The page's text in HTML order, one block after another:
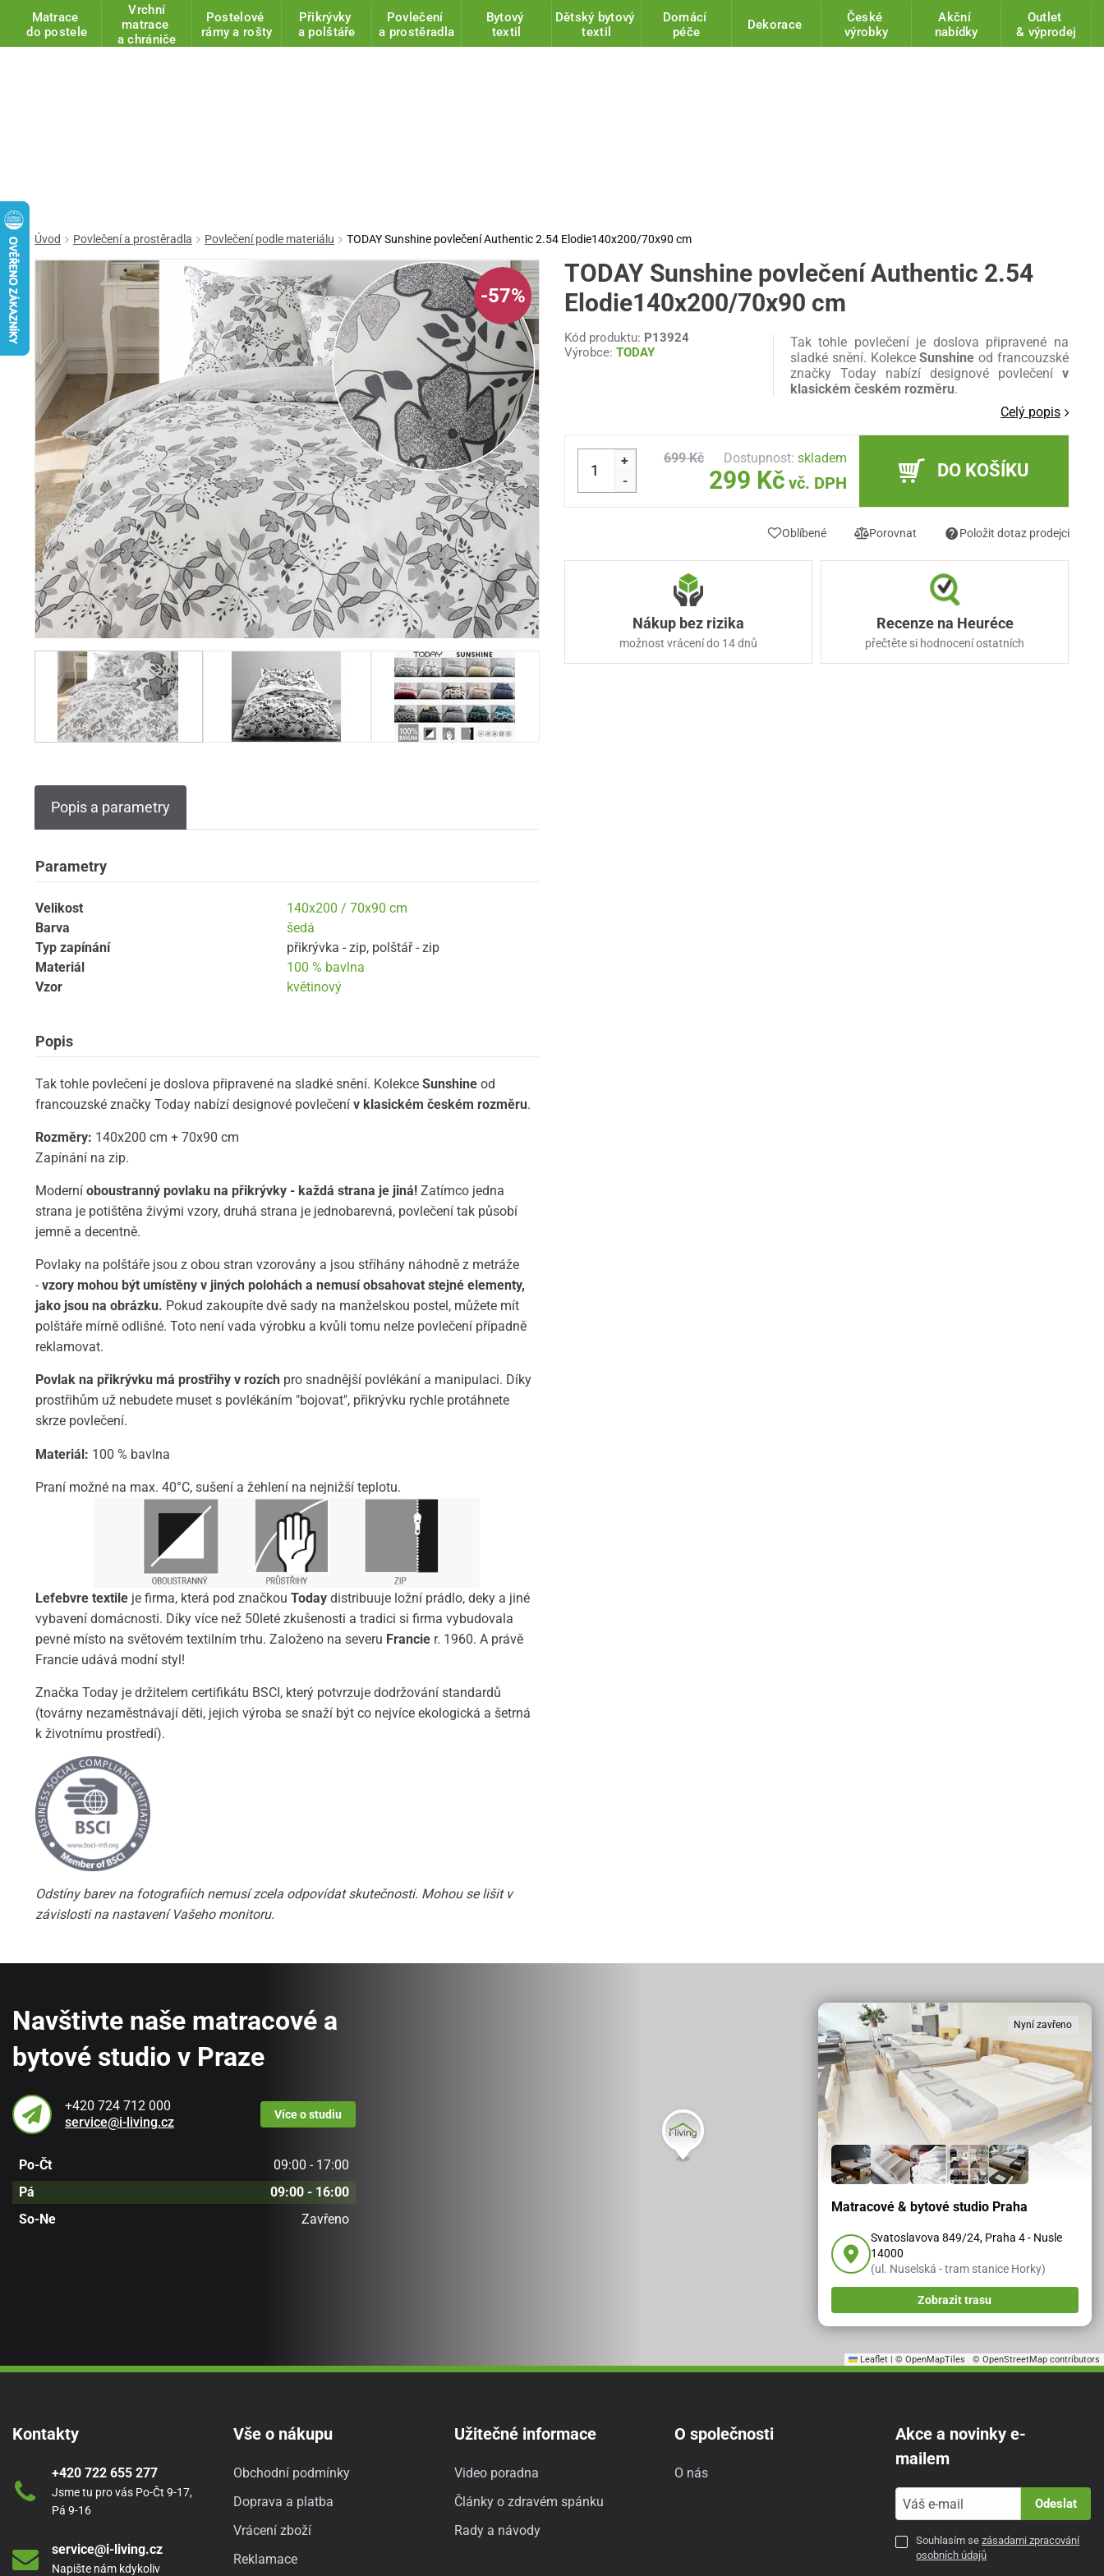
Matrace
do postele
Vrchní
matrace
a chrániče
Postelové
rámy a rošty
Přikrývky
a polštáře
Povlečení
a prostěradla
Bytový
textil
Dětský bytový
textil
Domácí
péče
Dekorace
České
výrobky
Akční
nabídky
Outlet
& výprodej
Úvod Povlečení a prostěradla Povlečení podle materiálu TODAY Sunshine povlečení Authentic 2.54 Elodie140x200/70x90 cm
-57%
Popis a parametry
Parametry
Velikost
140x200 / 70x90 cm
Barva
šedá
Typ zapínání
přikrývka - zip, polštář - zip
Materiál
100 % bavlna
Vzor
květinový
Popis
Tak tohle povlečení je doslova připravené na sladké snění. Kolekce Sunshine od
francouzské značky Today nabízí designové povlečení v klasickém českém rozměru.
Rozměry: 140x200 cm + 70x90 cm
Zapínání na zip.
Moderní oboustranný povlaku na přikrývky - každá strana je jiná! Zatímco jedna
strana je potištěna živými vzory, druhá strana je jednobarevná, povlečení tak působí
jemně a decentně.
Povlaky na polštáře jsou z obou stran vzorovány a jsou stříhány náhodně z metráže
- vzory mohou být umístěny v jiných polohách a nemusí obsahovat stejné elementy,
jako jsou na obrázku. Pokud zakoupíte dvě sady na manželskou postel, můžete mít
polštáře mírně odlišné. Toto není vada výrobku a kvůli tomu nelze povlečení případně
reklamovat.
Povlak na přikrývku má prostřihy v rozíchpro snadnější povlékání a manipulaci. Díky
prostřihům už nebudete muset s povlékáním "bojovat", přikrývku rychle protáhnete
skrze povlečení.
Materiál: 100 % bavlna
Praní možné na max. 40°C, sušení a žehlení na nejnižší teplotu.
Lefebvre textile je firma, která pod značkou Today distribuuje ložní prádlo, deky a jiné
vybavení domácnosti. Díky více než 50leté zkušenosti a tradici si firma vybudovala
pevné místo na světovém textilním trhu. Založeno na severu Francier. 1960. A právě
Francie udává modní styl!
Značka Today je držitelem certifikátu BSCI, který potvrzuje dodržování standardů
(továrny nezaměstnávají děti, jejich výroba se snaží být co nejvíce ekologická a šetrná
k životnímu prostředí).
Odstíny barev na fotografiích nemusí zcela odpovídat skutečnosti. Mohou se lišit v
závislosti na nastavení Vašeho monitoru.
TODAY Sunshine povlečení Authentic 2.54
Elodie140x200/70x90 cm
Kód produktu: P13924
Výrobce: TODAY
Tak tohle povlečení je doslova připravené na
sladké snění. KolekceSunshineod francouzské
značky Today nabízí designové povlečení v
klasickém českém rozměru.
Celý popis
+
-
699 Kč Dostupnost: skladem
299 Kč vč. DPH
DO KOŠÍKU
Oblíbené Porovnat Položit dotaz prodejci
Nákup bez rizika
možnost vrácení do 14 dnů
Recenze na Heuréce
přečtěte si hodnocení ostatních
Leaflet © OpenMapTiles © OpenStreetMap contributors
Navštivte naše matracové a
bytové studio v Praze
+420 724 712 000
service@i-living.cz
Víceo studiu
Po-Čt
09:00 - 17:00
Pá
09:00 - 16:00
So-Ne
Zavřeno
Nyní zavřeno
Matracové & bytové studio Praha
Svatoslavova 849/24, Praha 4 - Nusle
14000
(ul. Nuselská - tram stanice Horky)
Zobrazit trasu
Kontakty
+420 722 655 277
Jsme tu pro vás Po-Čt 9-17,
Pá 9-16
service@i-living.cz
Napište nám kdykoliv
Vše o nákupu
Obchodní podmínky
Doprava a platba
Vrácení zboží
Reklamace
Užitečné informace
Video poradna
Články o zdravém spánku
Rady a návody
O společnosti
O nás
Akce a novinky e-
mailem
Odeslat
Souhlasím sezásadami zpracování
osobních údajů